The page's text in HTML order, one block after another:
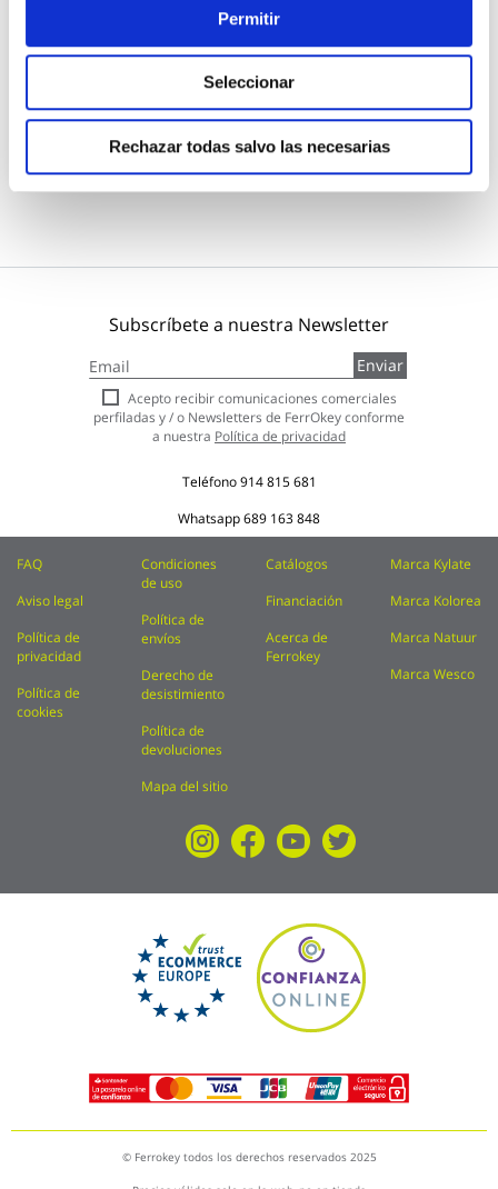
Permitir
Seleccionar
Rechazar todas salvo las necesarias
Bombilla led portatil recargable cherry luz calida 900lm
Newgarden
17,05 €
Añadir al carrito
Subscríbete a nuestra Newsletter
a
nuestro
boletín
de
Enviar
Acepto recibir comunicaciones comerciales
perfiladas y / o Newsletters de FerrOkey conforme
a nuestra Política de privacidad
Teléfono914 815 681
Whatsapp689 163 848
FAQ
Aviso legal
Política de
privacidad
Política de
cookies
Condiciones
de uso
Política de
envíos
Derecho de
desistimiento
Política de
devoluciones
Mapa del sitio
Catálogos
Financiación
Acerca de
Ferrokey
Marca Kylate
Marca Kolorea
Marca Natuur
Marca Wesco
© Ferrokey todos los derechos reservados 2025